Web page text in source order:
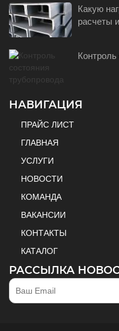
Какую
расчеты
Контроль
НАВИГАЦИЯ
ПРАЙС ЛИСТ
ГЛАВНАЯ
УСЛУГИ
НОВОСТИ
КОМАНДА
ВАКАНСИИ
КОНТАКТЫ
КАТАЛОГ
РАССЫЛКА